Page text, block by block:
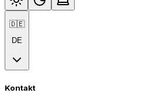
🇩🇪
DE
Kontakt